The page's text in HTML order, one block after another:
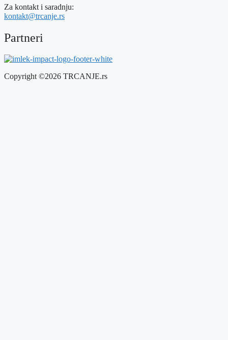
Za kontakt i saradnju:
kontakt@trcanje.rs
Partneri
Copyright ©2026 TRCANJE.rs